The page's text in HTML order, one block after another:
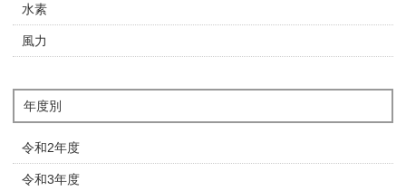
水素
風力
年度別
令和2年度
令和3年度